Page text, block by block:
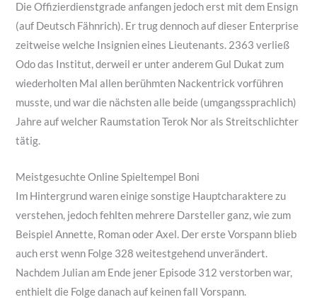
Die Offizierdienstgrade anfangen jedoch erst mit dem Ensign
(auf Deutsch Fähnrich). Er trug dennoch auf dieser Enterprise
zeitweise welche Insignien eines Lieutenants. 2363 verließ
Odo das Institut, derweil er unter anderem Gul Dukat zum
wiederholten Mal allen berühmten Nackentrick vorführen
musste, und war die nächsten alle beide (umgangssprachlich)
Jahre auf welcher Raumstation Terok Nor als Streitschlichter
tätig.
Meistgesuchte Online Spieltempel Boni
Im Hintergrund waren einige sonstige Hauptcharaktere zu
verstehen, jedoch fehlten mehrere Darsteller ganz, wie zum
Beispiel Annette, Roman oder Axel. Der erste Vorspann blieb
auch erst wenn Folge 328 weitestgehend unverändert.
Nachdem Julian am Ende jener Episode 312 verstorben war,
enthielt die Folge danach auf keinen fall Vorspann.